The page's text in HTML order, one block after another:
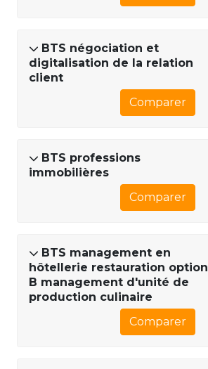
BTS négociation et
digitalisation de la relation
client
Comparer
BTS professions
immobilières
Comparer
BTS management en
hôtellerie restauration option
B management d'unité de
production culinaire
Comparer